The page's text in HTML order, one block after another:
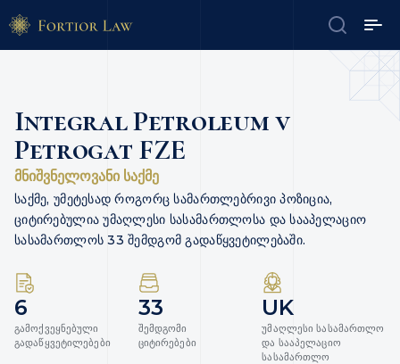
Integral Petroleum v
Petrogat FZE
მნიშვნელოვანი საქმე
საქმე, უმეტესად როგორც სამართლებრივი პოზიცია,
ციტირებულია უმაღლესი სასამართლოსა და სააპელაციო
სასამართლოს 33 შემდგომ გადაწყვეტილებაში.
6
გამოქვეყნებული
გადაწყვეტილებები
33
შემდგომი
ციტირებები
UK
უმაღლესი სასამართლო
და სააპელაციო
სასამართლო